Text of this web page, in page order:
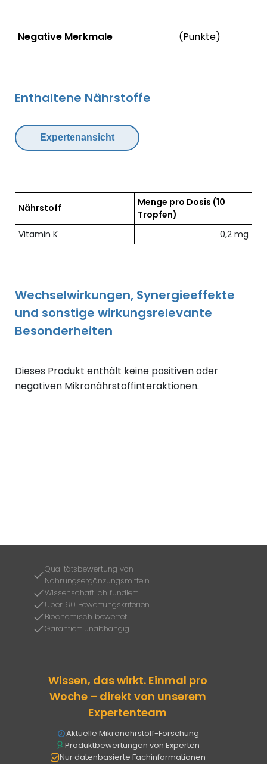
Status
Negative Merkmale (Punkte)
Enthaltene Nährstoffe
Expertenansicht
Übersicht der enthaltenen Nährstoffe pro Dosis
Nährstoff Menge pro Dosis (10
Tropfen)
Vitamin K
0,2 mg
Wechselwirkungen, Synergieeffekte
und sonstige wirkungsrelevante
Besonderheiten
Dieses Produkt enthält keine positiven oder
negativen Mikronährstoffinteraktionen.
Qualitätsbewertung von
Nahrungsergänzungsmitteln
Wissenschaftlich fundiert
Über 60 Bewertungskriterien
Biochemisch bewertet
Garantiert unabhängig
Wissen, das wirkt. Einmal pro
Woche – direkt von unserem
Expertenteam
Aktuelle Mikronährstoff-Forschung
Produktbewertungen von Experten
Nur datenbasierte Fachinformationen